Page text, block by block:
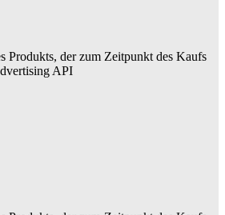
Produkts, der zum Zeitpunkt des Kaufs
API